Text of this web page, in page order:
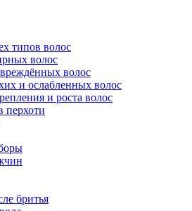
типов волос
волос
волос
и ослабленных волос
и роста волос
перхоти
бритья